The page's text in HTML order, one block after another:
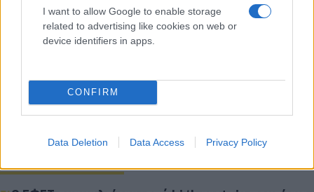
I want to allow Google to enable storage
related to advertising like cookies on web or
device identifiers in apps.
CONFIRM
Data Deletion Data Access Privacy Policy
Κάνε κλικ και δες περισσότερο
Διάβασε σχετικά